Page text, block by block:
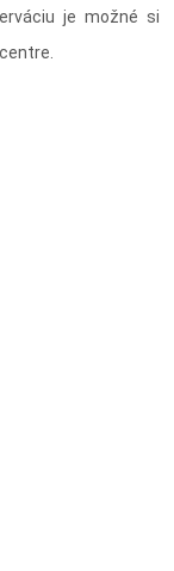
je možné si